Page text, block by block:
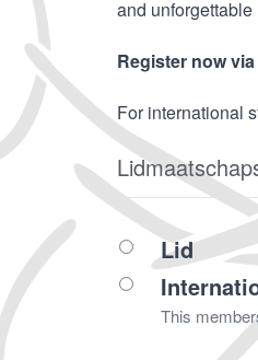
and unforgettable
Register now
For international
Lid
This